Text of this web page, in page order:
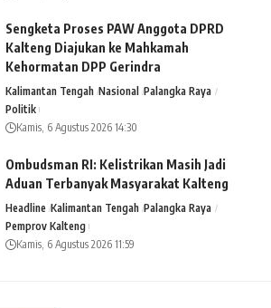
Sengketa Proses PAW Anggota DPRD
Kalteng Diajukan ke Mahkamah
Kehormatan DPP Gerindra
Kalimantan Tengah Nasional Palangka Raya
Politik
Kamis, 6 Agustus 2026 14:30
Ombudsman RI: Kelistrikan Masih Jadi
Aduan Terbanyak Masyarakat Kalteng
Headline Kalimantan Tengah Palangka Raya
Pemprov Kalteng
Kamis, 6 Agustus 2026 11:59